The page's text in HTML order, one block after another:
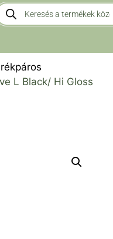
L Black/ Hi Gloss